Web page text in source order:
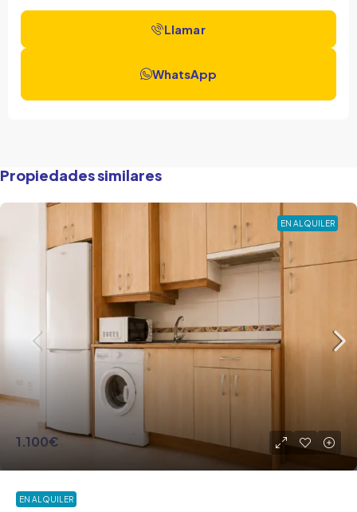
Propiedades similares
EN ALQUILER
1.100€
EN ALQUILER